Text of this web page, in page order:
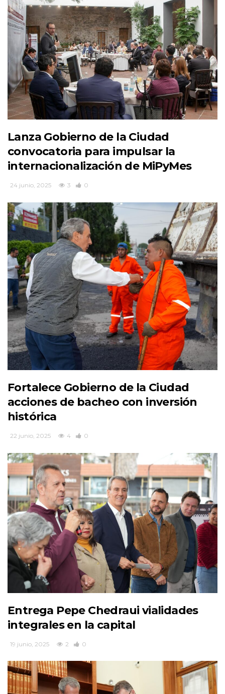
Lanza Gobierno de la Ciudad
convocatoria para impulsar la
internacionalización de MiPyMes
24 junio, 2025 3 0
Fortalece Gobierno de la Ciudad
acciones de bacheo con inversión
histórica
22 junio, 2025 4 0
Entrega Pepe Chedraui vialidades
integrales en la capital
19 junio, 2025 2 0